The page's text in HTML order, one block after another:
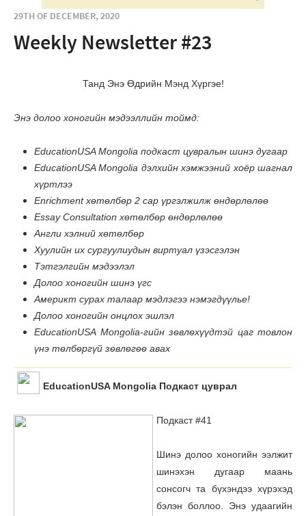
29TH OF DECEMBER, 2020
Weekly Newsletter #23
Танд Энэ Өдрийн Мэнд Хүргэе!
Энэ долоо хоногийн мэдээллийн тоймд:
EducationUSA Mongolia подкаст цувралын шинэ дугаар
EducationUSA Mongolia дэлхийн хэмжээний хоёр шагнал
хүртлээ
Enrichment хөтөлбөр 2 сар үргэлжилж өндөрлөлөө
Essay Consultation хөтөлбөр өндөрлөлөө
Англи хэлний хөтөлбөр
Хуулийн их сургуулиудын виртуал үзэсгэлэн
Тэтгэлгийн мэдээлэл
Долоо хоногийн шинэ үгс
Америкт сурах талаар мэдлэгээ нэмэгдүүлье!
Долоо хоногийн онцлох эшлэл
EducationUSA Mongolia-гийн зѳвлѳхүүдтэй цаг товлон
үнэ тѳлбѳргүй зѳвлѳгѳѳ авах
EducationUSA Mongolia Подкаст цуврал
Подкаст #41
Шинэ долоо хоногийн ээлжит
шинэхэн дугаар маань
сонсогч та бүхэндээ хүрэхэд
бэлэн боллоо. Энэ удаагийн